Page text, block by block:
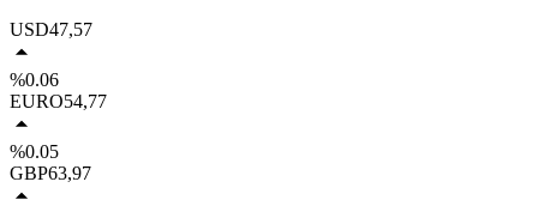
USD47,57
%0.06
EURO54,77
%0.05
GBP63,97